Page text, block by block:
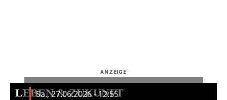
ANZEIGE
LEBEN & ZUKUNFT
Sa., 27.06.2026 - 12:55